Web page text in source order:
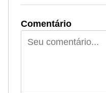
Comentário